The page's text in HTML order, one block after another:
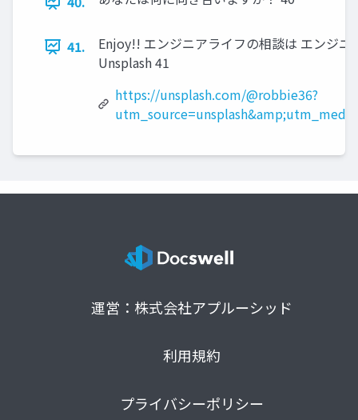
41.
Enjoy!! エンジニアライフの相談は エンジ
Unsplash 41
https://unsplash.com/@robbie36?
運営：株式会社アプルーシッド
利用規約
プライバシーポリシー